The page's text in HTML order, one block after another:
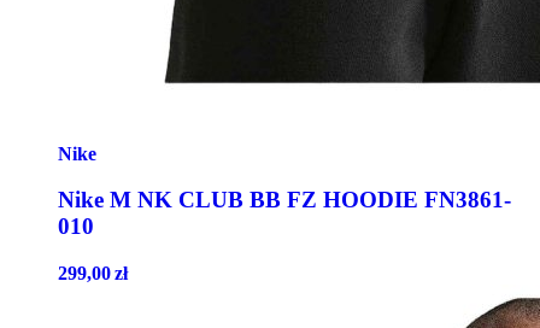
Nike
Nike M NK CLUB BB FZ HOODIE FN3861-
010
299,00zł